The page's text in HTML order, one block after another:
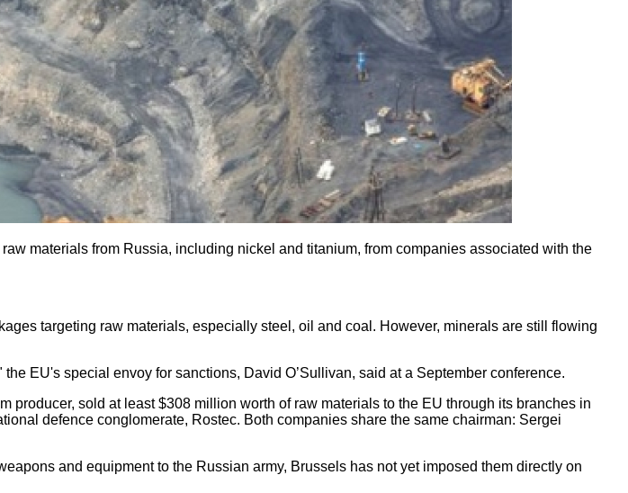
materials from Russia, including nickel and titanium, from companies associated with the
targeting raw materials, especially steel, oil and coal. However, minerals are still flowing
EU's special envoy for sanctions, David O’Sullivan, said at a September conference.
sold at least $308 million worth of raw materials to the EU through its branches in
defence conglomerate, Rostec. Both companies share the same chairman: Sergei
and equipment to the Russian army, Brussels has not yet imposed them directly on